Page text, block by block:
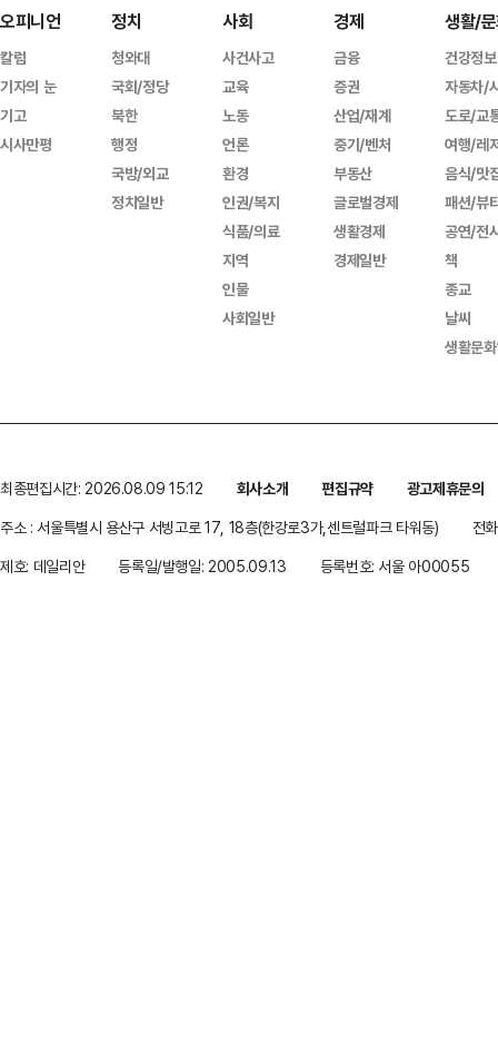
오피니언
칼럼
기자의 눈
기고
시사만평
정치
청와대
국회/정당
북한
행정
국방/외교
정치일반
사회
사건사고
교육
노동
언론
환경
인권/복지
식품/의료
지역
인물
사회일반
경제
금융
증권
산업/재계
중기/벤처
부동산
글로벌경제
생활경제
경제일반
생활/
건강정보
자동차/
도로/교
여행/레
음식/맛
패션/뷰
공연/전
책
종교
날씨
생활문
최종편집시간: 2026.08.09 15:12 회사소개 편집규약
광고제휴문의
주소 : 서울특별시 용산구 서빙고로 17, 18층(한강로3가,센트럴파크 타워동)
전
제호: 데일리안
등록일/발행일: 2005.09.13 등록번호: 서울 아00055